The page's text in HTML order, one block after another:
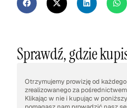
Sprawdź, gdzie
Otrzymujemy prowizję od
zrealizowanego za
Klikając w nie i kupując w